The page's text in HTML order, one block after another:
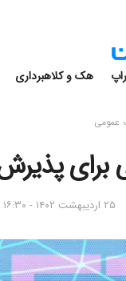
هک و کلاهبرداری
عمومی
برای
۲۵ اردیبهشت ۱۴۰۲ - ۱۶:۳۰